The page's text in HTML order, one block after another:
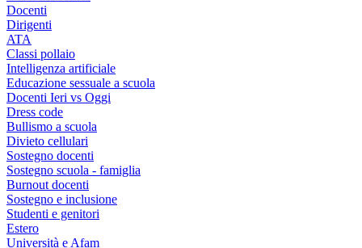
Docenti
Dirigenti
ATA
Classi pollaio
Intelligenza artificiale
Educazione sessuale a scuola
Docenti Ieri vs Oggi
Dress code
Bullismo a scuola
Divieto cellulari
Sostegno docenti
Sostegno scuola - famiglia
Burnout docenti
Sostegno e inclusione
Studenti e genitori
Estero
Università e Afam